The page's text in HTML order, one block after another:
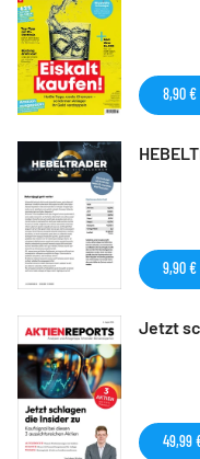
8,90 €
9,90 €
Jetzt
49,99